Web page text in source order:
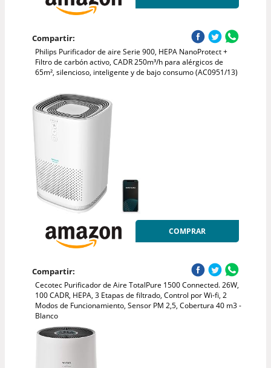
Compartir:
Philips Purificador de aire Serie 900, HEPA NanoProtect +
Filtro de carbón activo, CADR 250m³/h para alérgicos de
65m², silencioso, inteligente y de bajo consumo (AC0951/13)
COMPRAR
Compartir:
Cecotec Purificador de Aire TotalPure 1500 Connected. 26W,
100 CADR, HEPA, 3 Etapas de filtrado, Control por Wi-fi, 2
Modos de Funcionamiento, Sensor PM 2,5, Cobertura 40 m3 -
Blanco